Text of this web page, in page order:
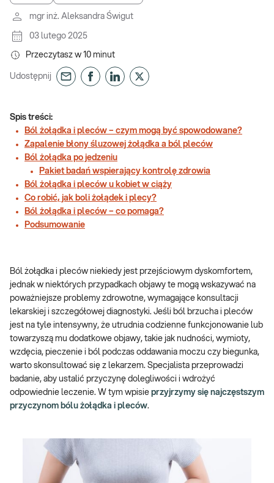
mgr inż. Aleksandra Świgut
03 lutego 2025
Przeczytasz w 10 minut
Udostępnij
Spis treści:
Ból żołądka i pleców – czym mogą być spowodowane?
Zapalenie błony śluzowej żołądka a ból pleców
Ból żołądka po jedzeniu
Pakiet badań wspierający kontrolę zdrowia
Ból żołądka i pleców u kobiet w ciąży
Co robić, jak boli żołądek i plecy?
Ból żołądka i pleców – co pomaga?
Podsumowanie
Ból żołądka i pleców niekiedy jest przejściowym dyskomfortem,
jednak w niektórych przypadkach objawy te mogą wskazywać na
poważniejsze problemy zdrowotne, wymagające konsultacji
lekarskiej i szczegółowej diagnostyki. Jeśli ból brzucha i pleców
jest na tyle intensywny, że utrudnia codzienne funkcjonowanie lub
towarzyszą mu dodatkowe objawy, takie jak nudności, wymioty,
wzdęcia, pieczenie i ból podczas oddawania moczu czy biegunka,
warto skonsultować się z lekarzem. Specjalista przeprowadzi
badanie, aby ustalić przyczynę dolegliwości i wdrożyć
odpowiednie leczenie. W tym wpisie przyjrzymy się najczęstszym
przyczynom bólu żołądka i pleców.